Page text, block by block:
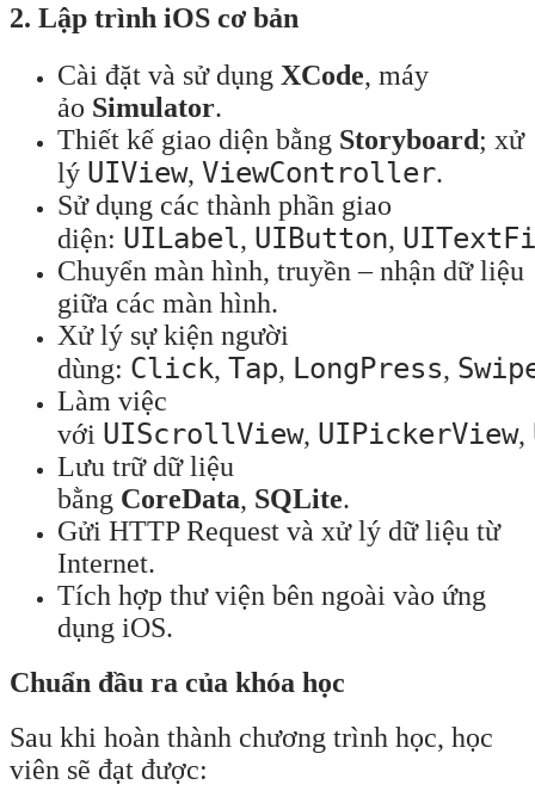
2. Lập trình iOS cơ bản
Cài đặt và sử dụng XCode, máy
ảo Simulator.
Thiết kế giao diện bằng Storyboard ; xử
lý UIView, ViewController.
Sử dụng các thành phần giao
diện: UILabel, UIButton,
Chuyển màn hình, truyền – nhận dữ liệu
giữa các màn hình.
Xử lý sự kiện người
dùng: Click, Tap, LongPress,
Làm việc
với UIScrollView, UIPickerView,
Lưu trữ dữ liệu
bằng CoreData, SQLite.
Gửi HTTP Request và xử lý dữ liệu từ
Internet.
Tích hợp thư viện bên ngoài vào ứng
dụng iOS.
Chuẩn đầu ra của khóa học
Sau khi hoàn thành chương trình học, học
viên sẽ đạt được: